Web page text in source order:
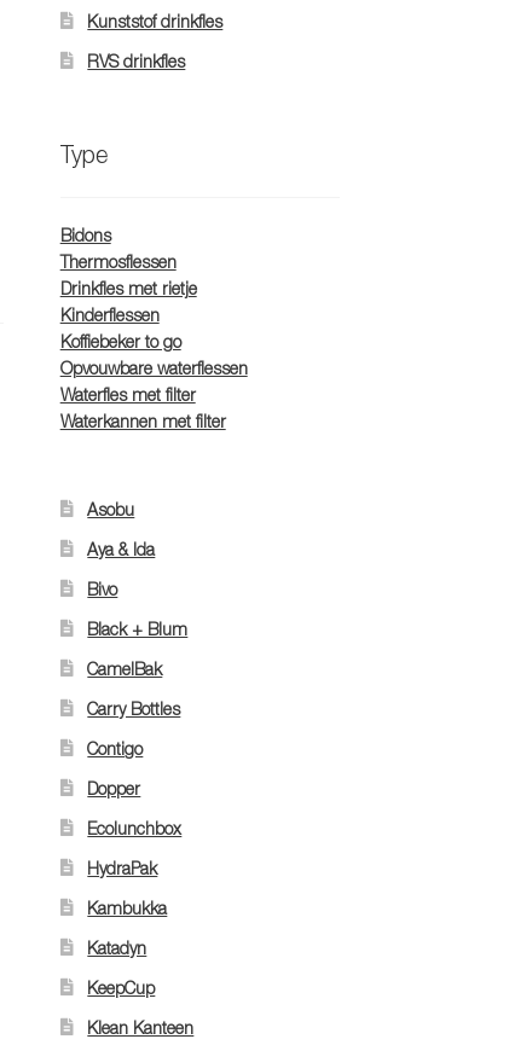
Kunststof drinkfles
RVS drinkfles
Type
Bidons
Thermosflessen
Drinkfles met rietje
Kinderflessen
Koffiebeker to go
Opvouwbare waterflessen
Waterfles met filter
Waterkannen met filter
Asobu
Aya & Ida
Bivo
Black + Blum
CamelBak
Carry Bottles
Contigo
Dopper
Ecolunchbox
HydraPak
Kambukka
Katadyn
KeepCup
Klean Kanteen